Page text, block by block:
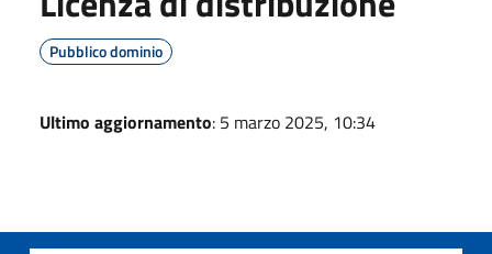
Pubblico dominio
Ultimo aggiornamento: 5 marzo 2025, 10:34